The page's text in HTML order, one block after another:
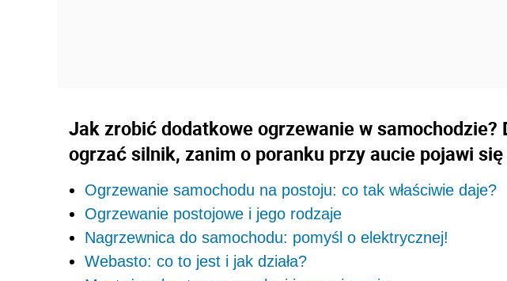
Jak zrobić dodatkowe ogrzewanie w samochodzie?
ogrzać silnik, zanim o poranku przy aucie pojawi
Ogrzewanie samochodu na postoju: co tak właściwie daje?
Ogrzewanie postojowe i jego rodzaje
Nagrzewnica do samochodu: pomyśl o elektrycznej!
Webasto: co to jest i jak działa?